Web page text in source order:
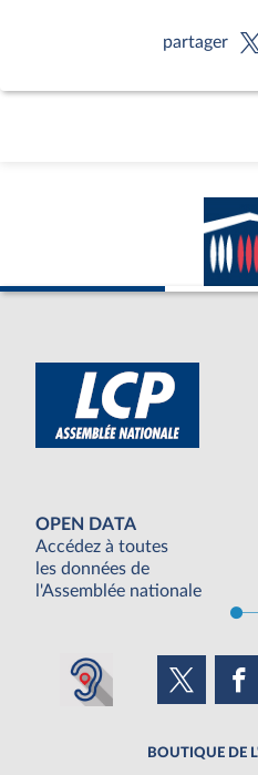
partager
OPEN DATA
Accédez à toutes
les données de
l'Assemblée nationale
BOUTIQUE DE